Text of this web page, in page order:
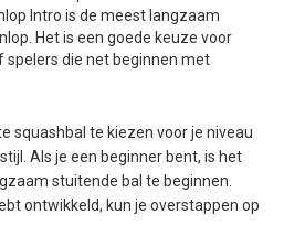
Intro is de meest langzaam
Het is een goede keuze voor
spelers die net beginnen met
squashbal te kiezen voor je niveau
Als je een beginner bent, is het
stuitende bal te beginnen.
ontwikkeld, kun je overstappen op